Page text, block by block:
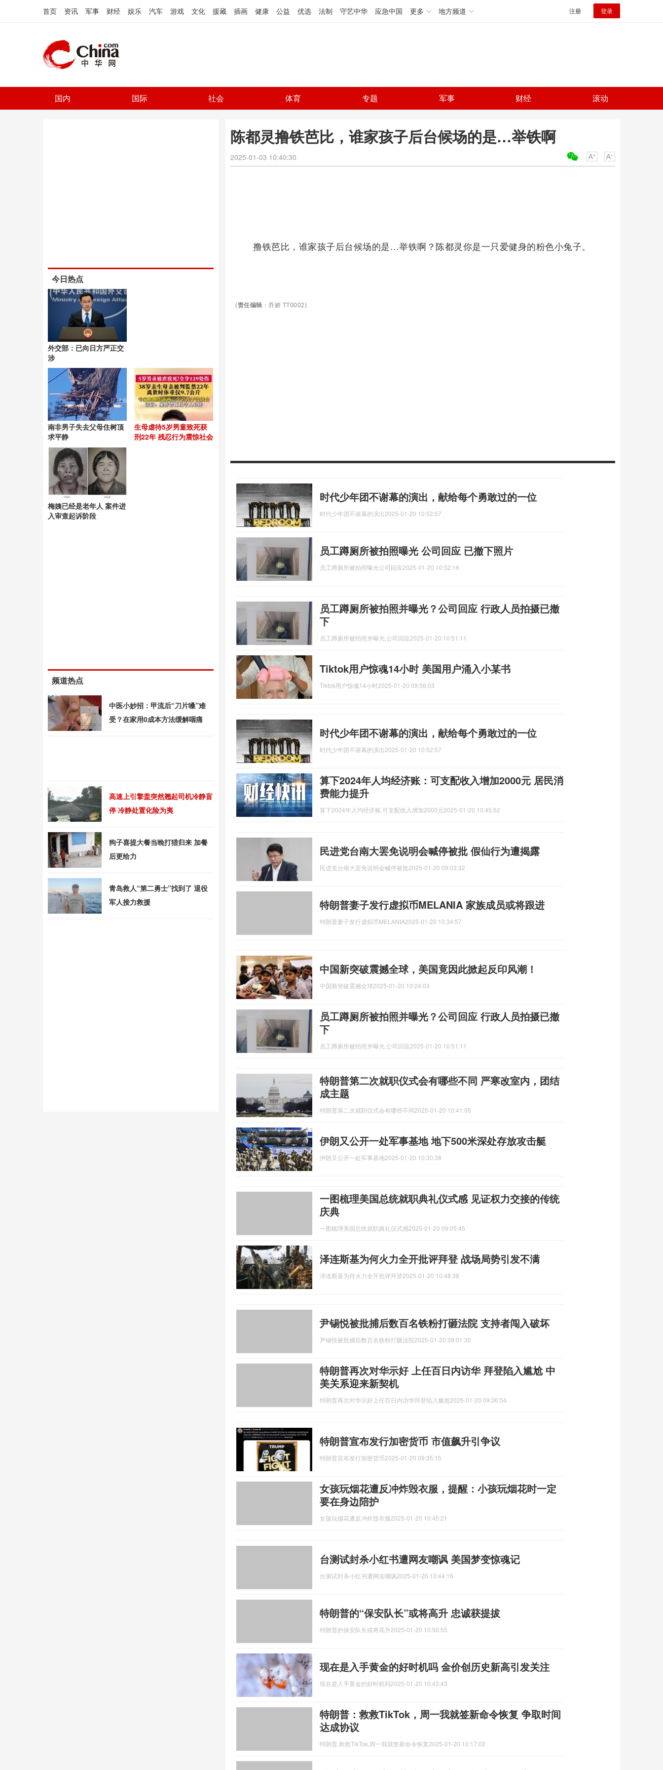
首页 资讯 军事 财经 娱乐 汽车 游戏 文化 援藏 插画 健康 公益 优选 法制 守艺中华 应急中国 更多 地方频道 注册 登录
国内 国际 社会 体育 专题 军事 财经 滚动
陈都灵撸铁芭比，谁家孩子后台候场的是…举铁啊
2025-01-03 10:40:30
撸铁芭比，谁家孩子后台候场的是…举铁啊？陈都灵你是一只爱健身的粉色小兔子。
(责任编辑 ：乔娇 TT0002)
时代少年团不谢幕的演出，献给每个勇敢过的一位
时代少年团不谢幕的演出2025-01-20 10:52:57
员工蹲厕所被拍照曝光 公司回应 已撤下照片
员工蹲厕所被拍照曝光公司回应2025-01-20 10:52:16
员工蹲厕所被拍照并曝光？公司回应 行政人员拍摄已撤
下
员工蹲厕所被拍照并曝光,公司回应2025-01-20 10:51:11
Tiktok用户惊魂14小时 美国用户涌入小某书
Tiktok用户惊魂14小时2025-01-20 09:56:03
时代少年团不谢幕的演出，献给每个勇敢过的一位
时代少年团不谢幕的演出2025-01-20 10:52:57
算下2024年人均经济账：可支配收入增加2000元 居民消
费能力提升
算下2024年人均经济账,可支配收入增加2000元2025-01-20 10:45:52
民进党台南大罢免说明会喊停被批 假仙行为遭揭露
民进党台南大罢免说明会喊停被批2025-01-20 09:03:32
特朗普妻子发行虚拟币MELANIA 家族成员或将跟进
特朗普妻子发行虚拟币MELANIA2025-01-20 10:34:57
中国新突破震撼全球，美国竟因此掀起反印风潮！
中国新突破震撼全球2025-01-20 10:24:03
员工蹲厕所被拍照并曝光？公司回应 行政人员拍摄已撤
下
员工蹲厕所被拍照并曝光,公司回应2025-01-20 10:51:11
特朗普第二次就职仪式会有哪些不同 严寒改室内，团结
成主题
特朗普第二次就职仪式会有哪些不同2025-01-20 10:41:05
伊朗又公开一处军事基地 地下500米深处存放攻击艇
伊朗又公开一处军事基地2025-01-20 10:30:38
一图梳理美国总统就职典礼仪式感 见证权力交接的传统
庆典
一图梳理美国总统就职典礼仪式感2025-01-20 09:05:45
泽连斯基为何火力全开批评拜登 战场局势引发不满
泽连斯基为何火力全开批评拜登2025-01-20 10:48:38
尹锡悦被批捕后数百名铁粉打砸法院 支持者闯入破坏
尹锡悦被批捕后数百名铁粉打砸法院2025-01-20 09:01:30
特朗普再次对华示好 上任百日内访华 拜登陷入尴尬 中
美关系迎来新契机
特朗普再次对华示好上任百日内访华拜登陷入尴尬2025-01-20 09:36:54
特朗普宣布发行加密货币 市值飙升引争议
特朗普宣布发行加密货币2025-01-20 09:35:15
女孩玩烟花遭反冲炸毁衣服，提醒：小孩玩烟花时一定
要在身边陪护
女孩玩烟花遭反冲炸毁衣服2025-01-20 10:45:21
台测试封杀小红书遭网友嘲讽 美国梦变惊魂记
台测试封杀小红书遭网友嘲讽2025-01-20 10:44:16
特朗普的“保安队长”或将高升 忠诚获提拔
特朗普的保安队长或将高升2025-01-20 10:50:55
现在是入手黄金的好时机吗 金价创历史新高引发关注
现在是入手黄金的好时机吗2025-01-20 10:43:43
特朗普：救救TikTok，周一我就签新命令恢复 争取时间
达成协议
特朗普,救救TikTok,周一我就签新命令恢复2025-01-20 10:17:02
今日热点
外交部：已向日方严正交
涉
南非男子失去父母住树顶
求平静
生母虐待5岁男童致死获
刑22年 残忍行为震惊社会
梅姨已经是老年人 案件进
入审查起诉阶段
频道热点
中医小妙招：甲流后“刀片嗓”难
受？在家用0成本方法缓解咽痛
高速上引擎盖突然翘起司机冷静盲
停 冷静处置化险为夷
狗子喜提大餐当晚打猎归来 加餐
后更给力
青岛救人“第二勇士”找到了 退役
军人接力救援